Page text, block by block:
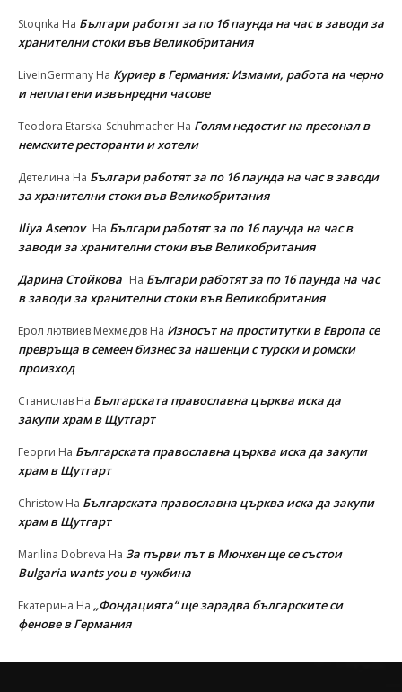
Stoqnka На Българи работят за по 16 паунда на час в заводи за
хранителни стоки във Великобритания
LiveInGermany На Куриер в Германия: Измами, работа на черно
и неплатени извънредни часове
Teodora Etarska-Schuhmacher На Голям недостиг на пресонал в
немските ресторанти и хотели
Детелина На Българи работят за по 16 паунда на час в заводи
за хранителни стоки във Великобритания
Iliya Asenov На Българи работят за по 16 паунда на час в
заводи за хранителни стоки във Великобритания
Дарина Стойкова На Българи работят за по 16 паунда на час
в заводи за хранителни стоки във Великобритания
Ерол лютвиев Мехмедов На Износът на проститутки в Европа се
превръща в семеен бизнес за нашенци с турски и ромски
произход
Станислав На Българската православна църква иска да
закупи храм в Щутгарт
Георги На Българската православна църква иска да закупи
храм в Щутгарт
Christow На Българската православна църква иска да закупи
храм в Щутгарт
Marilina Dobreva На За първи път в Мюнхен ще се състои
Bulgaria wants you в чужбина
Екатерина На „Фондацията“ ще зарадва българските си
фенове в Германия